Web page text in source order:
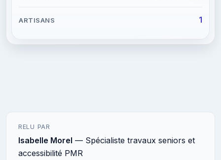
1
RELU PAR
Isabelle Morel — Spécialiste travaux seniors et
accessibilité PMR